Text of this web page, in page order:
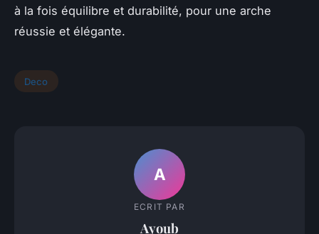
à la fois équilibre et durabilité, pour une arche
réussie et élégante.
Deco
A
ECRIT PAR
Ayoub